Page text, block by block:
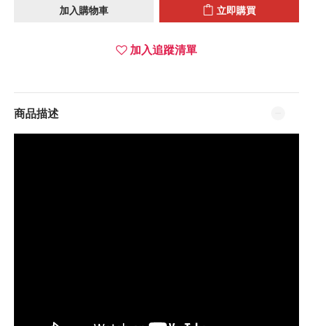
加入購物車 立即購買
加入追蹤清單
商品描述